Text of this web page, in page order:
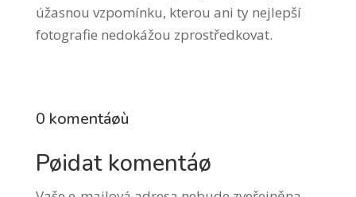
úžasnou vzpomínku, kterou ani ty nejlepší
fotografie nedokážou zprostředkovat.
0 komentáøù
Pøidat komentáø